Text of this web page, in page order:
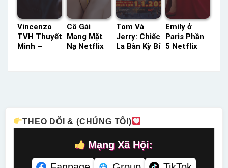
Vincenzo
TVH Thuyết
Minh –
Cô Gái
Mang Mặt
Nạ Netflix
Tom Và
Jerry: Chiếc
La Bàn Kỳ Bí
Emily ở
Paris Phần
5 Netflix
THEO DÕI & (CHÚNG TÔI)
Mạng Xã Hội: